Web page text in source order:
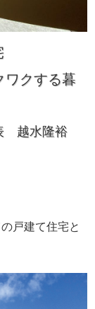
ワクする暮
越水隆裕
戸建て住宅と